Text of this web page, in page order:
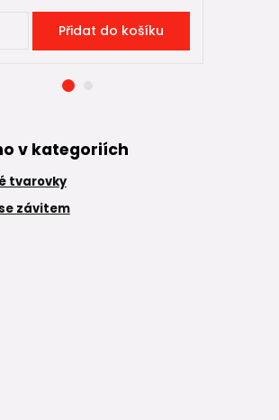
Přidat do košíku
v kategoriích
tvarovky
závitem